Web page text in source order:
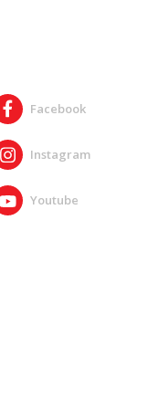
Facebook
Instagram
Youtube